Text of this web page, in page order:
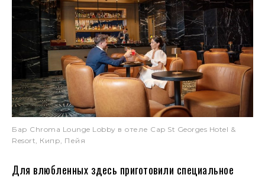
Бар Chroma Lounge Lobby в отеле Cap St Georges Hotel &
Resort, Кипр, Пейя
Для влюбленных здесь приготовили специальное